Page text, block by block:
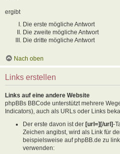
ergibt
Die erste mögliche Antwort
Die zweite mögliche Antwort
Die dritte mögliche Antwort
Nach oben
Links erstellen
Links auf eine andere Website
phpBBs BBCode unterstützt mehrere
Indicators), auch als URLs oder Links
Der erste davon ist der [url=][/url]-
Zeichen angibst, wird als Link für
beispielsweise auf phpBB.de zu
verwenden: